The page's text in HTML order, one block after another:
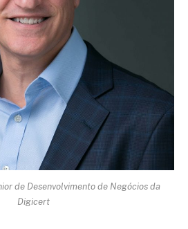
de Desenvolvimento de Negócios da
Digicert